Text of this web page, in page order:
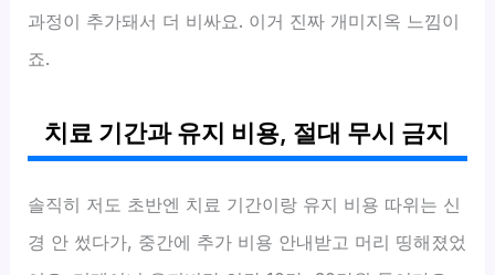
과정이 추가돼서 더 비싸요. 이거 진짜 개미지옥 느낌이
죠.
치료 기간과 유지 비용, 절대 무시 금지
솔직히 저도 초반엔 치료 기간이랑 유지 비용 따위는 신
경 안 썼다가, 중간에 추가 비용 안내받고 머리 띵해졌었